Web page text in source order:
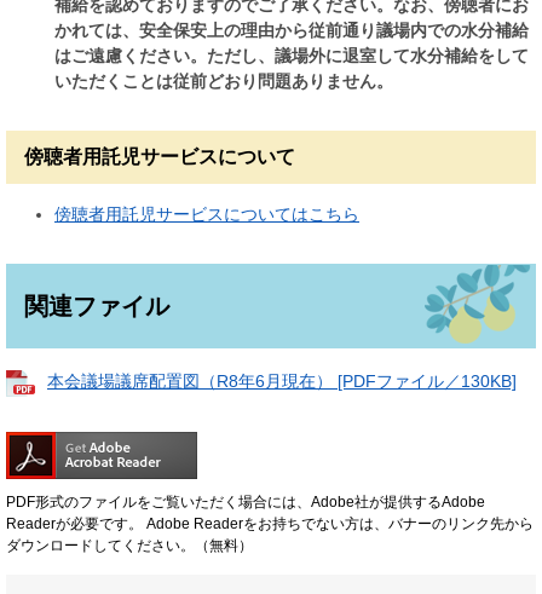
補給を認めておりますのでご了承ください。なお、傍聴者にお
かれては、安全保安上の理由から従前通り議場内での水分補給
はご遠慮ください。ただし、議場外に退室して水分補給をして
いただくことは従前どおり問題ありません。
傍聴者用託児サービスについて
傍聴者用託児サービスについてはこちら
関連ファイル
本会議場議席配置図（R8年6月現在） [PDFファイル／130KB]
PDF形式のファイルをご覧いただく場合には、Adobe社が提供するAdobe
Readerが必要です。
Adobe Readerをお持ちでない方は、バナーのリンク先から
ダウンロードしてください。（無料）